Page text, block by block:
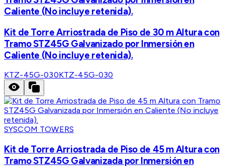
Caliente (No incluye retenida).
Kit de Torre Arriostrada de Piso de 30 m Altura con
Tramo STZ45G Galvanizado por Inmersión en
Caliente (No incluye retenida).
KTZ-45G-030KTZ-45G-030
SYSCOM TOWERS
Kit de Torre Arriostrada de Piso de 45 m Altura con
Tramo STZ45G Galvanizada por Inmersión en